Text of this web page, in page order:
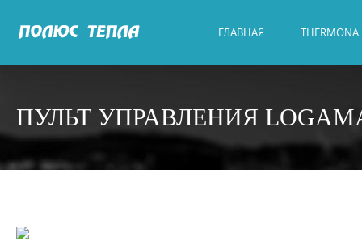
ГЛАВНАЯ THERMONA
ПУЛЬТ УПРАВЛЕНИЯ